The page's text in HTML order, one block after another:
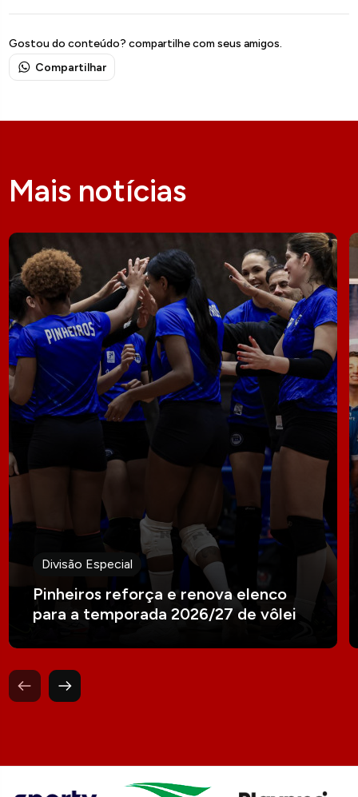
Gostou do conteúdo? compartilhe com seus amigos.
Compartilhar
Mais notícias
Divisão Especial
Pinheiros reforça e renova elenco
para a temporada 2026/27 de vôlei